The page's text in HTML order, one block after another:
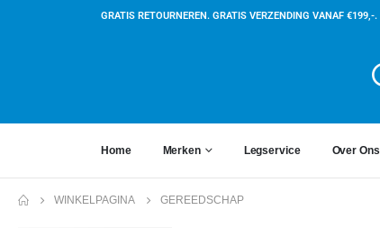
GRATIS RETOURNEREN. GRATIS VERZENDING VANAF €199,-.
Home Merken Legservice Over Ons
WINKELPAGINA GEREEDSCHAP